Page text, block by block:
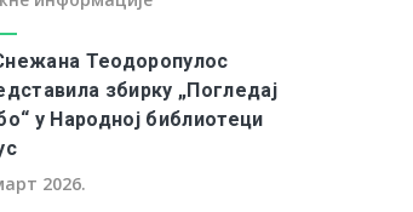
Теодоропулос
збирку „Погледај
у Народној библиотеци
2026.